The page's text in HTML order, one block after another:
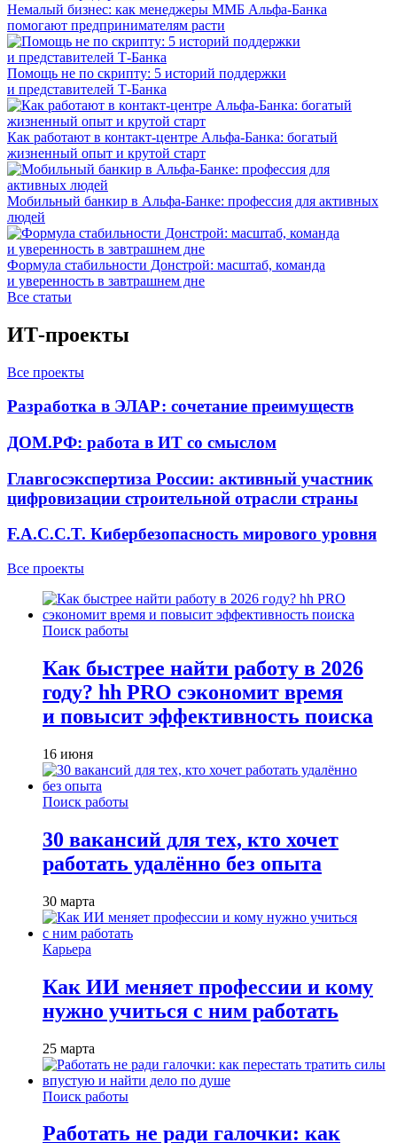
Немалый бизнес: как менеджеры ММБ Альфа-Банка
помогают предпринимателям расти
Помощь не по скрипту: 5 историй поддержки
и представителей Т-Банка
Как работают в контакт-центре Альфа-Банка: богатый
жизненный опыт и крутой старт
Мобильный банкир в Альфа-Банке: профессия для активных
людей
Формула стабильности Донстрой: масштаб, команда
и уверенность в завтрашнем дне
Все статьи
ИТ-проекты
Все проекты
Разработка в ЭЛАР: сочетание преимуществ
ДОМ.РФ: работа в ИТ со смыслом
Главгосэкспертиза России: активный участник
цифровизации строительной отрасли страны
F.A.C.C.T. Кибербезопасность мирового уровня
Все проекты
Поиск работы
Как быстрее найти работу в 2026
году? hh PRO сэкономит время
и повысит эффективность поиска
16 июня
Поиск работы
30 вакансий для тех, кто хочет
работать удалённо без опыта
30 марта
Карьера
Как ИИ меняет профессии и кому
нужно учиться с ним работать
25 марта
Поиск работы
Работать не ради галочки: как